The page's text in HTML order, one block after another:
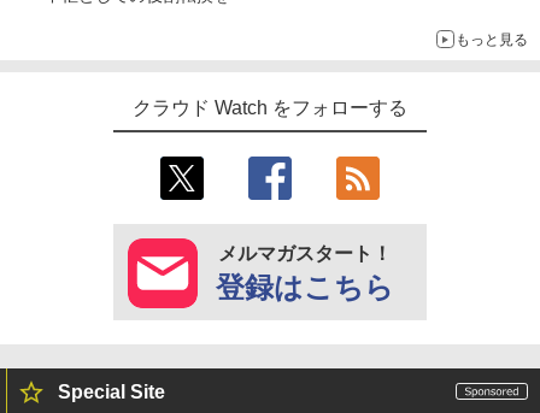
もっと見る
クラウド Watch をフォローする
メルマガスタート！
登録はこちら
Special Site